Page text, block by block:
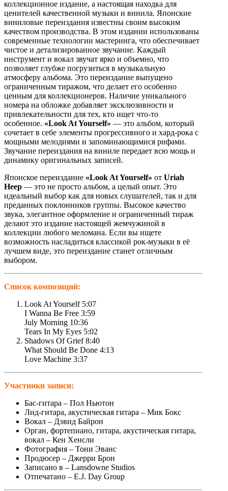
коллекционное издание, а настоящая находка для
ценителей качественной музыки и винила. Японские
виниловые переиздания известны своим высоким
качеством производства. В этом издании использованы
современные технологии мастеринга, что обеспечивает
чистое и детализированное звучание. Каждый
инструмент и вокал звучат ярко и объемно, что
позволяет глубже погрузиться в музыкальную
атмосферу альбома. Это переиздание выпущено
ограниченным тиражом, что делает его особенно
ценным для коллекционеров. Наличие уникального
номера на обложке добавляет эксклюзивности и
привлекательности для тех, кто ищет что-то
особенное. «Look At Yourself» — это альбом, который
сочетает в себе элементы прогрессивного и хард-рока с
мощными мелодиями и запоминающимися рифами.
Звучание переиздания на виниле передает всю мощь и
динамику оригинальных записей.
Японское переиздание «Look At Yourself» от Uriah
Heep — это не просто альбом, а целый опыт. Это
идеальный выбор как для новых слушателей, так и для
преданных поклонников группы. Высокое качество
звука, элегантное оформление и ограниченный тираж
делают это издание настоящей жемчужиной в
коллекции любого меломана. Если вы ищете
возможность насладиться классикой рок-музыки в её
лучшем виде, это переиздание станет отличным
выбором.
Cписок композиций:
Look At Yourself 5:07
I Wanna Be Free 3:59
July Morning 10:36
Tears In My Eyes 5:02
Shadows Of Grief 8:40
What Should Be Done 4:13
Love Machine 3:37
Участники записи:
Бас-гитара – Пол Ньютон
Лид-гитара, акустическая гитара – Мик Бокс
Вокал – Дэвид Байрон
Орган, фортепиано, гитара, акустическая гитара,
вокал – Кен Хенсли
Фотография – Тони Эванс
Продюсер – Джерри Брон
Записано в – Lansdowne Studios
Отпечатано – E.J. Day Group